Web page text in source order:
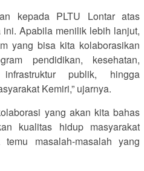
kepada PLTU Lontar atas
Apabila menilik lebih lanjut,
yang bisa kita kolaborasikan
pendidikan, kesehatan,
publik, hingga
Kemiri,” ujarnya.
yang akan kita bahas
kualitas hidup masyarakat
masalah-masalah yang